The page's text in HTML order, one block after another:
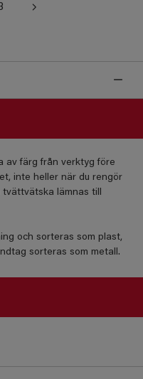
av färg från verktyg före
inte heller när du rengör
lämnas till
och sorteras som plast,
sorteras som metall.